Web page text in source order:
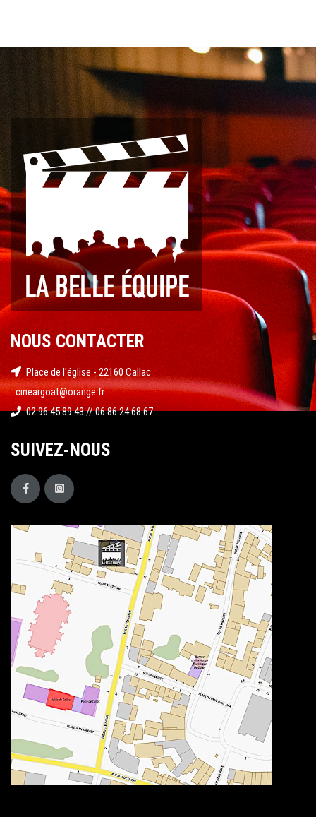
NOUS CONTACTER
Place de l'église - 22160 Callac
cineargoat@orange.fr
02 96 45 89 43 // 06 86 24 68 67
SUIVEZ-NOUS